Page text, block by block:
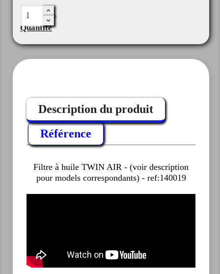
Quantité
Description du produit
Référence
Filtre à huile TWIN AIR - (voir description
pour models correspondants) - ref:140019